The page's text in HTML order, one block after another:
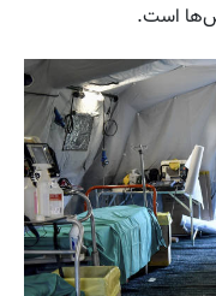
است.